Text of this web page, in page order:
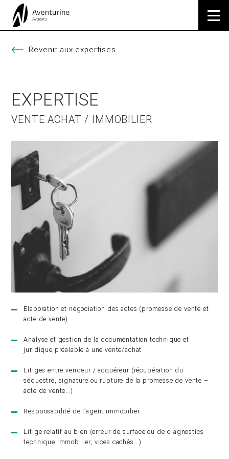
Revenir aux expertises
EXPERTISE
VENTE ACHAT / IMMOBILIER
Elaboration et négociation des actes (promesse de vente et
acte de vente)
Analyse et gestion de la documentation technique et
juridique préalable à une vente/achat
Litiges entre vendeur / acquéreur (récupération du
séquestre, signature ou rupture de la promesse de vente –
acte de vente…)
Responsabilité de l’agent immobilier
Litige relatif au bien (erreur de surface ou de diagnostics
technique immobilier, vices cachés…)